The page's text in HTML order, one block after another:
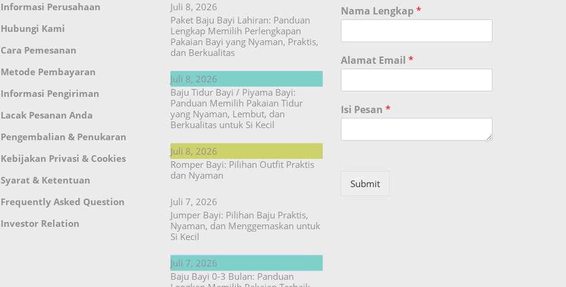
Informasi Perusahaan
Hubungi Kami
Cara Pemesanan
Metode Pembayaran
Informasi Pengiriman
Lacak Pesanan Anda
Pengembalian & Penukaran
Kebijakan Privasi & Cookies
Syarat & Ketentuan
Frequently Asked Question
Investor Relation
Juli 8, 2026
Paket Baju Bayi Lahiran: Panduan
Lengkap Memilih Perlengkapan
Pakaian Bayi yang Nyaman, Praktis,
dan Berkualitas
Juli 8, 2026
Baju Tidur Bayi / Piyama Bayi:
Panduan Memilih Pakaian Tidur
yang Nyaman, Lembut, dan
Berkualitas untuk Si Kecil
Juli 8, 2026
Romper Bayi: Pilihan Outfit Praktis
dan Nyaman
Juli 7, 2026
Jumper Bayi: Pilihan Baju Praktis,
Nyaman, dan Menggemaskan untuk
Si Kecil
Juli 7, 2026
Baju Bayi 0-3 Bulan: Panduan
Nama Lengkap*
Alamat Email *
Isi Pesan *
Submit